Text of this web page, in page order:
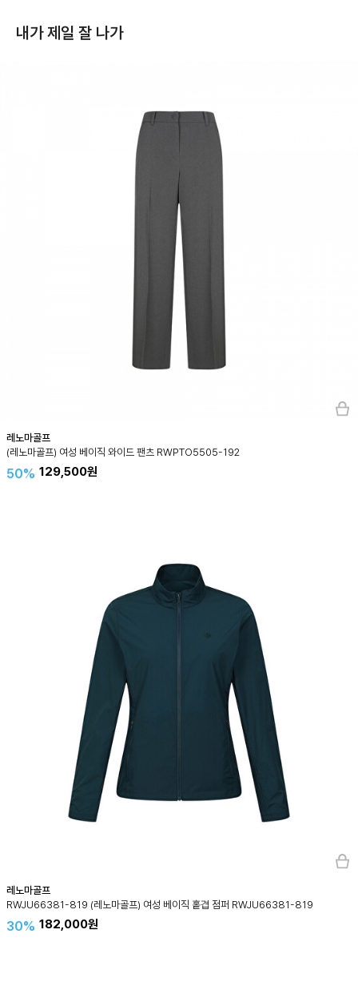
내가 제일 잘 나가
레노마골프
(레노마골프) 여성 베이직 와이드 팬츠 RWPTO5505-192
50% 129,500원
레노마골프
RWJU66381-819 (레노마골프) 여성 베이직 홑겹 점퍼 RWJU66381-819
30% 182,000원